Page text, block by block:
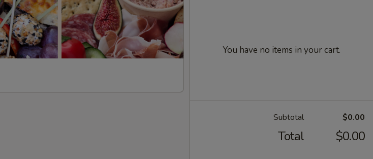
You have no items in your cart.
Subtotal $0.00
Total $0.00